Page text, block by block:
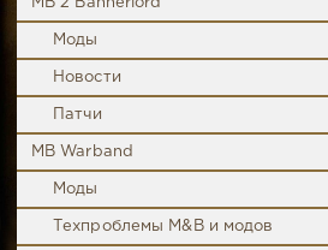
MB 2 Bannerlord
Моды
Новости
Патчи
MB Warband
Моды
Техпроблемы M&B и модов